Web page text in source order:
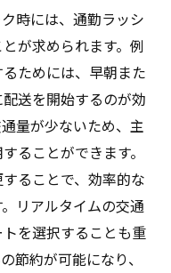
時には、通勤ラッシ
が求められます。例
ためには、早朝また
送を開始するのが効
量が少ないため、主
ることができます。
ることで、効率的な
リアルタイムの交通
を選択することも重
節約が可能になり、